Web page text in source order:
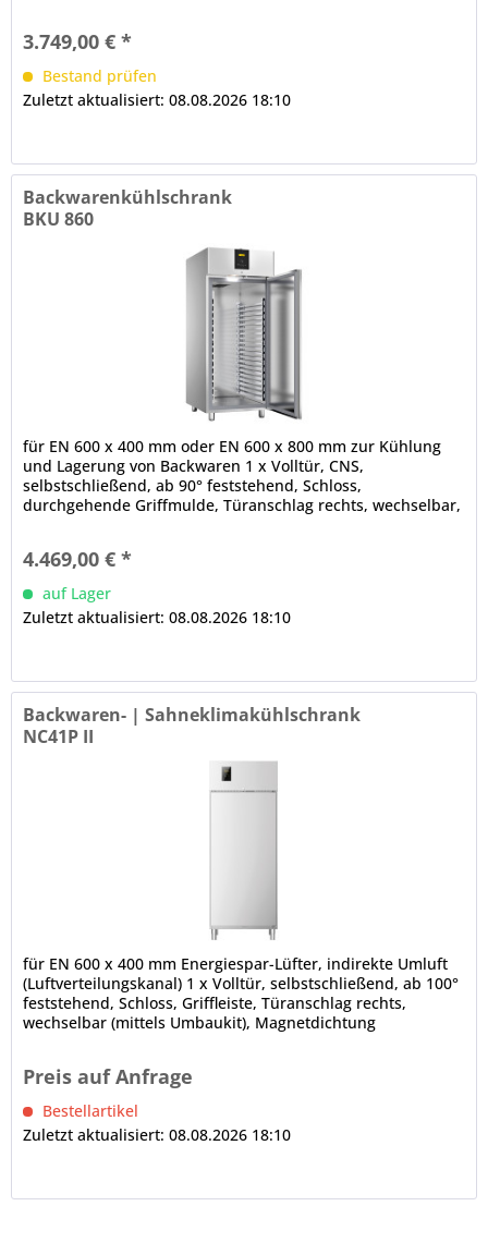
3.749,00 € *
Bestand prüfen
Zuletzt aktualisiert: 08.08.2026 18:10
Backwarenkühlschrank
BKU 860
für EN 600 x 400 mm oder EN 600 x 800 mm zur Kühlung
und Lagerung von Backwaren 1 x Volltür, CNS,
selbstschließend, ab 90° feststehend, Schloss,
durchgehende Griffmulde, Türanschlag rechts, wechselbar,
4.469,00 € *
auf Lager
Zuletzt aktualisiert: 08.08.2026 18:10
Backwaren- | Sahneklimakühlschrank
NC41P II
für EN 600 x 400 mm Energiespar-Lüfter, indirekte Umluft
(Luftverteilungskanal) 1 x Volltür, selbstschließend, ab 100°
feststehend, Schloss, Griffleiste, Türanschlag rechts,
wechselbar (mittels Umbaukit), Magnetdichtung
Preis auf Anfrage
Bestellartikel
Zuletzt aktualisiert: 08.08.2026 18:10